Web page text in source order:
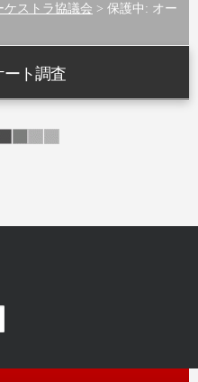
ケストラ協議会 > 保護中: オー
ート調査